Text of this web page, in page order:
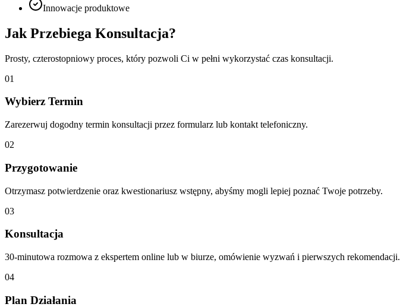
Innowacje produktowe
Jak Przebiega Konsultacja?
Prosty, czterostopniowy proces, który pozwoli Ci w pełni wykorzystać czas konsultacji.
01
Wybierz Termin
Zarezerwuj dogodny termin konsultacji przez formularz lub kontakt telefoniczny.
02
Przygotowanie
Otrzymasz potwierdzenie oraz kwestionariusz wstępny, abyśmy mogli lepiej poznać Twoje potrzeby.
03
Konsultacja
30-minutowa rozmowa z ekspertem online lub w biurze, omówienie wyzwań i pierwszych rekomendacji.
04
Plan Działania